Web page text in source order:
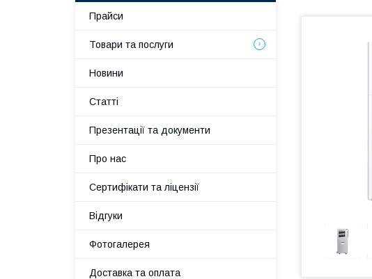
Прайси
Товари та послуги
Новини
Статті
Презентації та документи
Про нас
Сертифікати та ліцензії
Відгуки
Фотогалерея
Доставка та оплата